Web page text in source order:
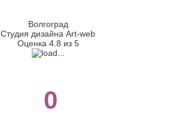
Волгоград
Студия дизайна Art-web
Оценка 4.8 из 5
0